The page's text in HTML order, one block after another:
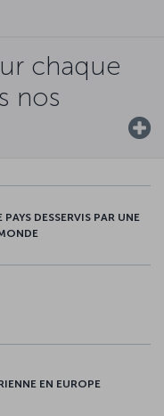
chaque
nos
DESSERVIS PAR UNE
EN EUROPE